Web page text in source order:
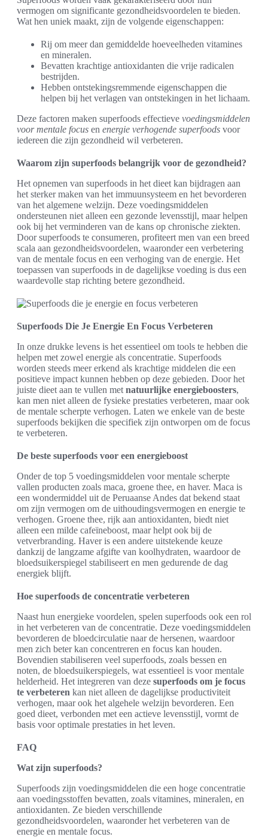
vermogen om significante gezondheidsvoordelen te bieden.
Wat hen uniek maakt, zijn de volgende eigenschappen:
Rij om meer dan gemiddelde hoeveelheden vitamines
en mineralen.
Bevatten krachtige antioxidanten die vrije radicalen
bestrijden.
Hebben ontstekingsremmende eigenschappen die
helpen bij het verlagen van ontstekingen in het lichaam.
Deze factoren maken superfoods effectieve voedingsmiddelen
voor mentale focus en energie verhogende superfoods voor
iedereen die zijn gezondheid wil verbeteren.
Waarom zijn superfoods belangrijk voor de gezondheid?
Het opnemen van superfoods in het dieet kan bijdragen aan
het sterker maken van het immuunsysteem en het bevorderen
van het algemene welzijn. Deze voedingsmiddelen
ondersteunen niet alleen een gezonde levensstijl, maar helpen
ook bij het verminderen van de kans op chronische ziekten.
Door superfoods te consumeren, profiteert men van een breed
scala aan gezondheidsvoordelen, waaronder een verbetering
van de mentale focus en een verhoging van de energie. Het
toepassen van superfoods in de dagelijkse voeding is dus een
waardevolle stap richting betere gezondheid.
Superfoods Die Je Energie En Focus Verbeteren
In onze drukke levens is het essentieel om tools te hebben die
helpen met zowel energie als concentratie. Superfoods
worden steeds meer erkend als krachtige middelen die een
positieve impact kunnen hebben op deze gebieden. Door het
juiste dieet aan te vullen met natuurlijke energieboosters,
kan men niet alleen de fysieke prestaties verbeteren, maar ook
de mentale scherpte verhogen. Laten we enkele van de beste
superfoods bekijken die specifiek zijn ontworpen om de focus
te verbeteren.
De beste superfoods voor een energieboost
Onder de top 5 voedingsmiddelen voor mentale scherpte
vallen producten zoals maca, groene thee, en haver. Maca is
een wondermiddel uit de Peruaanse Andes dat bekend staat
om zijn vermogen om de uithoudingsvermogen en energie te
verhogen. Groene thee, rijk aan antioxidanten, biedt niet
alleen een milde cafeïneboost, maar helpt ook bij de
vetverbranding. Haver is een andere uitstekende keuze
dankzij de langzame afgifte van koolhydraten, waardoor de
bloedsuikerspiegel stabiliseert en men gedurende de dag
energiek blijft.
Hoe superfoods de concentratie verbeteren
Naast hun energieke voordelen, spelen superfoods ook een rol
in het verbeteren van de concentratie. Deze voedingsmiddelen
bevorderen de bloedcirculatie naar de hersenen, waardoor
men zich beter kan concentreren en focus kan houden.
Bovendien stabiliseren veel superfoods, zoals bessen en
noten, de bloedsuikerspiegels, wat essentieel is voor mentale
helderheid. Het integreren van deze superfoods om je focus
te verbeteren kan niet alleen de dagelijkse productiviteit
verhogen, maar ook het algehele welzijn bevorderen. Een
goed dieet, verbonden met een actieve levensstijl, vormt de
basis voor optimale prestaties in het leven.
FAQ
Wat zijn superfoods?
Superfoods zijn voedingsmiddelen die een hoge concentratie
aan voedingsstoffen bevatten, zoals vitamines, mineralen, en
antioxidanten. Ze bieden verschillende
gezondheidsvoordelen, waaronder het verbeteren van de
energie en mentale focus.